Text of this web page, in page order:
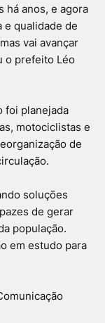
há anos, e agora
e qualidade de
vai avançar
o prefeito Léo
foi planejada
motociclistas e
de
soluções
de gerar
população.
em estudo para